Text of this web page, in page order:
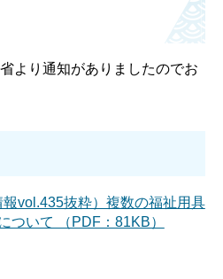
より通知がありましたのでお
報vol.435抜粋）複数の福祉用具
ついて （PDF：81KB）